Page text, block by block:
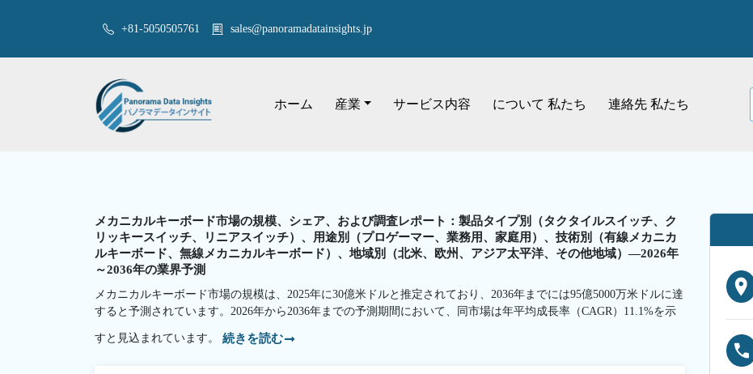
+81-5050505761 sales@panoramadatainsights.jp
ホーム 産業 サービス内容 について 私たち 連絡先 私たち
メカニカルキーボード市場の規模、シェア、および調査レポート：製品タイプ別（タクタイルスイッチ、ク
リッキースイッチ、リニアスイッチ）、用途別（プロゲーマー、業務用、家庭用）、技術別（有線メカニカ
ルキーボード、無線メカニカルキーボード）、地域別（北米、欧州、アジア太平洋、その他地域）—2026年
～2036年の業界予測
メカニカルキーボード市場の規模は、2025年に30億米ドルと推定されており、2036年までには95億5000万米ドルに達
すると予測されています。2026年から2036年までの予測期間において、同市場は年平均成長率（CAGR）11.1%を示
すと見込まれています。 続きを読む